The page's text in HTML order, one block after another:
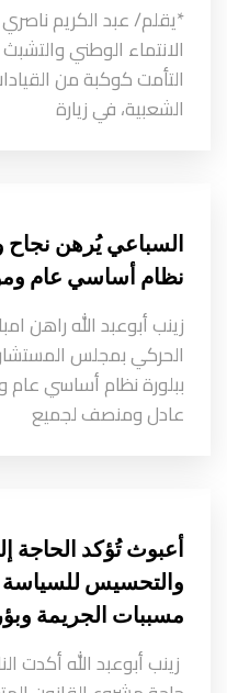
*يقلم/ عبد الكريم
الانتماء الوطني
التأمت كوكبة من
الشعبية، في زيارة
السباعي يُرهن نجاح
نظام أساسي عام
زينب أبوعبد الله راهن
الحركي بمجلس
ببلورة نظام أساسي
عادل ومنصف لجميع
أعبوث تُؤكد الحاجة
والتحسيس للسياسة
مسببات الجريمة
زينب أبوعبد الله أكدت